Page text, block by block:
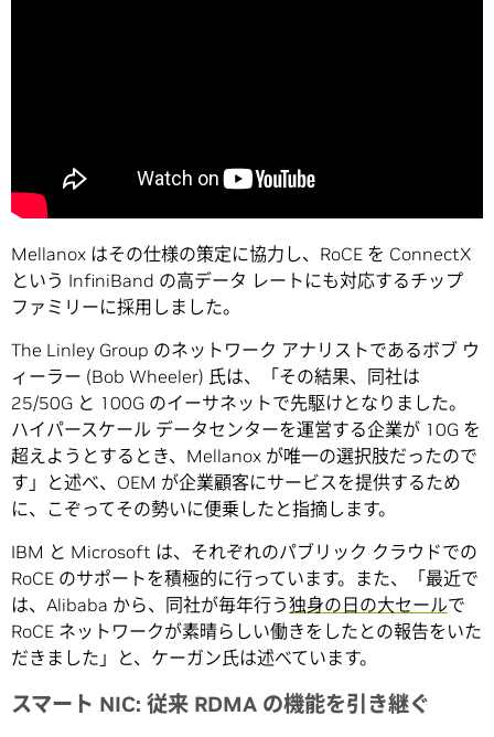
Mellanox はその仕様の策定に協力し、RoCE を ConnectX
という InfiniBand の高データ レートにも対応するチップ
ファミリーに採用しました。
The Linley Group のネットワーク アナリストであるボブ ウ
ィーラー (Bob Wheeler) 氏は、「その結果、同社は
25/50G と 100G のイーサネットで先駆けとなりました。
ハイパースケール データセンターを運営する企業が 10G を
超えようとするとき、Mellanox が唯一の選択肢だったので
す」と述べ、OEM が企業顧客にサービスを提供するため
に、こぞってその勢いに便乗したと指摘します。
IBM と Microsoft は、それぞれのパブリック クラウドでの
RoCE のサポートを積極的に行っています。また、「最近で
は、Alibaba から、同社が毎年行う独身の日の大セールで
RoCE ネットワークが素晴らしい働きをしたとの報告をいた
だきました」と、ケーガン氏は述べています。
スマート NIC: 従来 RDMA の機能を引き継ぐ